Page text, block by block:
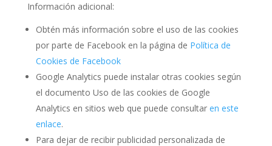
Información adicional:
Obtén más información sobre el uso de las cookies
por parte de Facebook en la página de Política de
Cookies de Facebook
Google Analytics puede instalar otras cookies según
el documento Uso de las cookies de Google
Analytics en sitios web que puede consultar en este
enlace.
Para dejar de recibir publicidad personalizada de